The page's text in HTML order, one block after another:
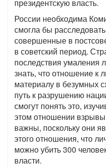
президентскую власть.
России необходима
смогла бы
совершенные в
в советский период.
последствия умаления
знать, что отношение к
материалу в безумных
путь к разрушению
смогут понять это,
этом отношении
важны, поскольку они
этого отношения, что
можно убить 300
власти.